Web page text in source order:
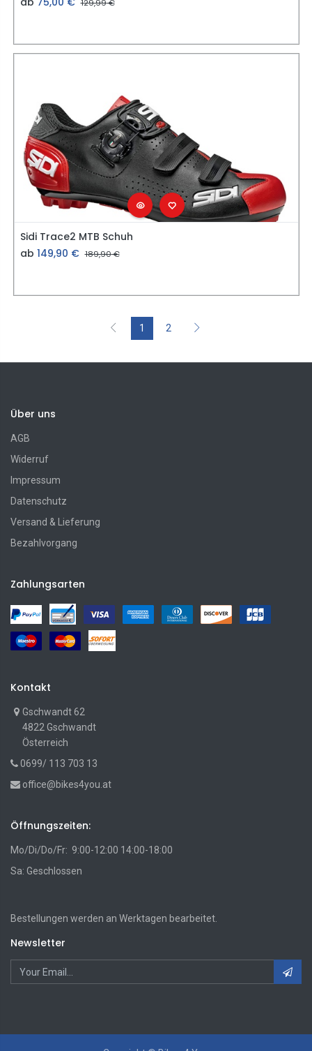
129,99€
Sidi Trace2 MTB Schuh
ab 149,90 € 189,90€
1 2
Über uns
AGB
Widerruf
Impressum
Datenschutz
Versand & Lieferung
Bezahlvorgang
Zahlungsarten
Kontakt
Gschwandt 62
4822 Gschwandt
Österreich
0699/ 113 703 13
office@bikes4you.at
Öffnungszeiten:
Mo/Di/Do/Fr: 9:00-12:00 14:00-18:00
Sa: Geschlossen
Bestellungen werden an Werktagen bearbeitet.
Newsletter